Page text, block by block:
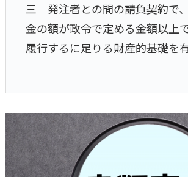
三 発注者との間の請負契約で
金の額が政令で定める金額以上
履行するに足りる財産的基礎を